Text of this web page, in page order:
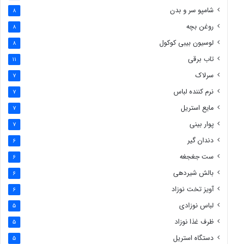
شامپو سر و بدن 8
روغن بچه 8
لوسیون بیبی کوکول 8
تاب برقی 11
سرلاک 7
نرم کننده لباس 7
مایع استریل 7
پوار بینی 7
دندان گیر 6
ست جغجغه 6
بالش شیردهی 6
آویز تخت نوزاد 6
لباس نوزادی 5
ظرف غذا نوزاد 5
دستگاه استریل 5